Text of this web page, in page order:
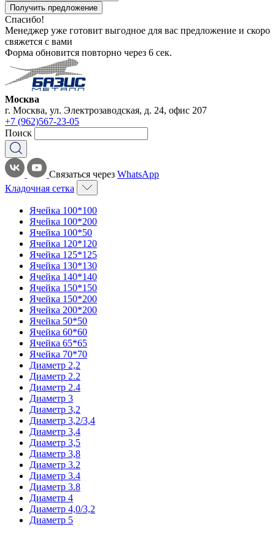
Получить предложение
Спасибо!
Менеджер уже готовит выгодное для вас предложение и скоро
свяжется с вами
Форма обновится повторно через 6 сек.
Москва
г. Москва, ул. Электрозаводская, д. 24, офис 207
+7 (962)567-23-05
Поиск
Связаться через WhatsApp
Кладочная сетка
Ячейка 100*100
Ячейка 100*200
Ячейка 100*50
Ячейка 120*120
Ячейка 125*125
Ячейка 130*130
Ячейка 140*140
Ячейка 150*150
Ячейка 150*200
Ячейка 200*200
Ячейка 50*50
Ячейка 60*60
Ячейка 65*65
Ячейка 70*70
Диаметр 2,2
Диаметр 2.2
Диаметр 2.4
Диаметр 3
Диаметр 3,2
Диаметр 3,2/3,4
Диаметр 3,4
Диаметр 3,5
Диаметр 3,8
Диаметр 3.2
Диаметр 3.4
Диаметр 3.8
Диаметр 4
Диаметр 4,0/3,2
Диаметр 5